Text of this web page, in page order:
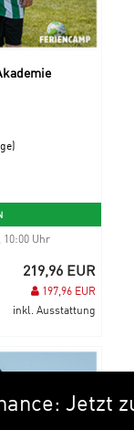
Uhr
219,96 EUR
197,96 EUR
inkl. Ausstattung
Jetzt zu